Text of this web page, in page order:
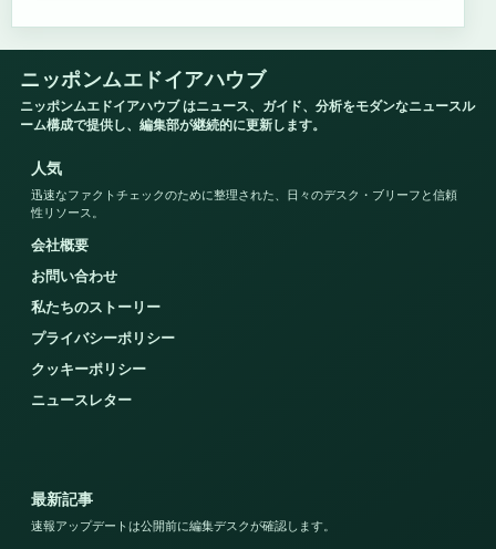
ニッポンムエドイアハウブ
ニッポンムエドイアハウブ はニュース、ガイド、分析をモダンなニュースル
ーム構成で提供し、編集部が継続的に更新します。
人気
迅速なファクトチェックのために整理された、日々のデスク・ブリーフと信頼
性リソース。
会社概要
お問い合わせ
私たちのストーリー
プライバシーポリシー
クッキーポリシー
ニュースレター
最新記事
速報アップデートは公開前に編集デスクが確認します。